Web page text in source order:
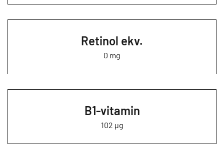
Retinol ekv.
0 mg
B1-vitamin
102 µg